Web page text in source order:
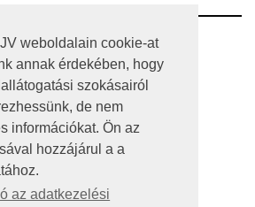
weboldalain cookie-at
annak érdekében, hogy
szokásairól
de nem
információkat. Ön az
hozzájárul a a
az adatkezelési
I ÁLLAPOTA